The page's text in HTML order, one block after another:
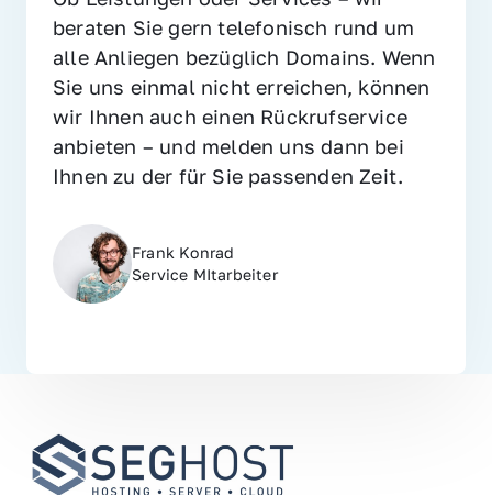
beraten Sie gern telefonisch rund um
alle Anliegen bezüglich Domains. Wenn
Sie uns einmal nicht erreichen, können
wir Ihnen auch einen Rückrufservice
anbieten – und melden uns dann bei
Ihnen zu der für Sie passenden Zeit.
Frank Konrad
Service MItarbeiter